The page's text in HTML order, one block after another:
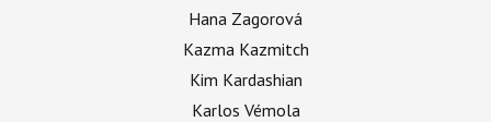
Hana Zagorová
Kazma Kazmitch
Kim Kardashian
Karlos Vémola